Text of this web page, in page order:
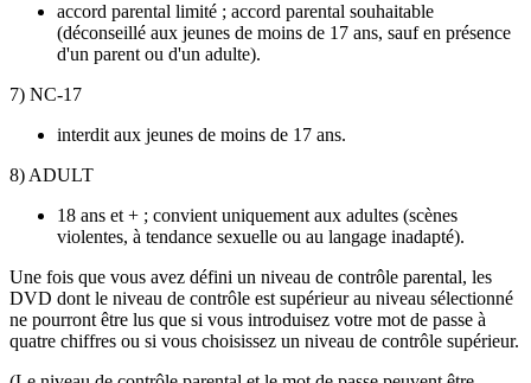
accord parental limité ; accord parental souhaitable
(déconseillé aux jeunes de moins de 17 ans, sauf en présence
d'un parent ou d'un adulte).
7) NC-17
interdit aux jeunes de moins de 17 ans.
8) ADULT
18 ans et + ; convient uniquement aux adultes (scènes
violentes, à tendance sexuelle ou au langage inadapté).
Une fois que vous avez défini un niveau de contrôle parental, les
DVD dont le niveau de contrôle est supérieur au niveau sélectionné
ne pourront être lus que si vous introduisez votre mot de passe à
quatre chiffres ou si vous choisissez un niveau de contrôle supérieur.